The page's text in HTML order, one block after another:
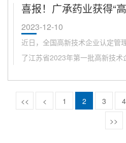
喜报！广承药业获得“
2023-12-10
近日，全国高新技术企业认定管
了江苏省2023年第一批高新技术
<< < 1 2 3 4
>>